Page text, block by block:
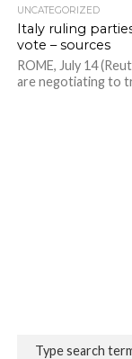
UNCATEGORIZED
Italy ruling
vote – sources
ROME, July 14
are negotiating to